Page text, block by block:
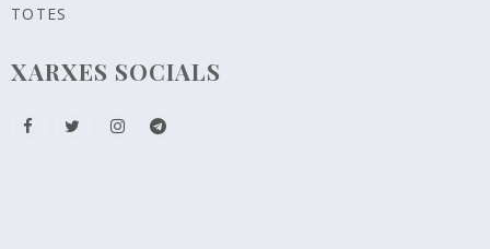
TOTES
XARXES SOCIALS